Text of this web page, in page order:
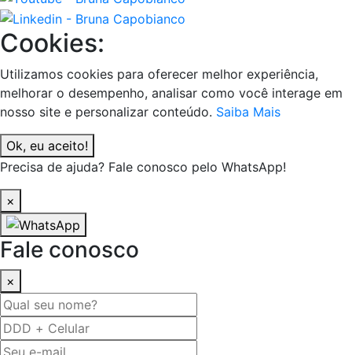
Cookies:
Utilizamos cookies para oferecer melhor experiência,
melhorar o desempenho, analisar como você interage em
nosso site e personalizar conteúdo. Saiba Mais
Ok, eu aceito!
Precisa de ajuda? Fale conosco pelo WhatsApp!
×
Fale conosco
×